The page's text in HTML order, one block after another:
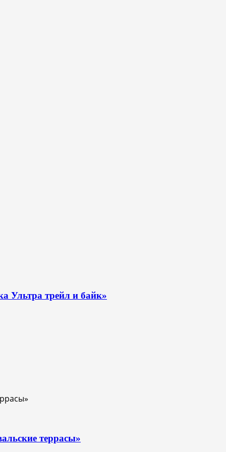
Ультра трейл и байк»
террасы»